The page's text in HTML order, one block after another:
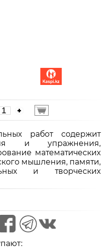
работ содержит
и упражнения,
математических
мышления, памяти,
и творческих